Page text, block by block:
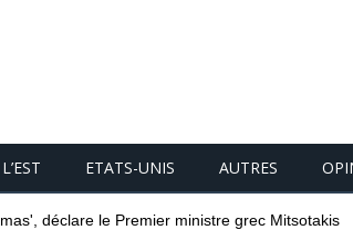
ETATS-UNIS AUTRES
déclare le Premier ministre grec Mitsotakis